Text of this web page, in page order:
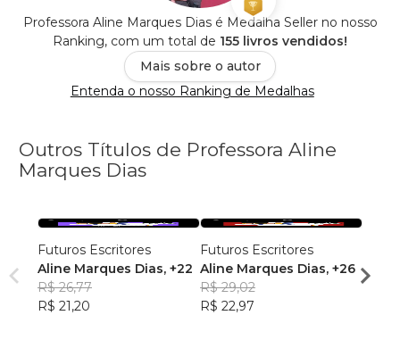
Professora Aline Marques Dias é Medalha Seller no nosso
Ranking, com um total de 155 livros vendidos!
Mais sobre o autor
Entenda o nosso Ranking de Medalhas
Outros Títulos de Professora Aline
Marques Dias
Futuros Escritores
Aline Marques Dias, +22
R$ 26,77
R$ 21,20
Futuros Escritores
Aline Marques Dias, +26
R$ 29,02
R$ 22,97
Ana
R$